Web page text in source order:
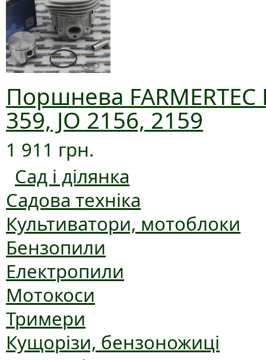
Поршнева
359, JO 2156, 2159
1 911 грн.
Сад і ділянка
Садова техніка
Культиватори, мотоблоки
Бензопили
Електропили
Мотокоси
Тримери
Кущорізи, бензоножиці